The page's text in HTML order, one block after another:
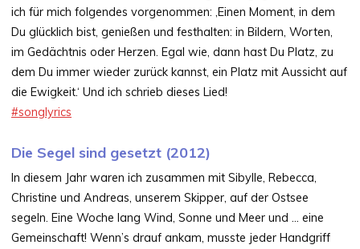
ich für mich folgendes vorgenommen: ‚Einen Moment, in dem
Du glücklich bist, genießen und festhalten: in Bildern, Worten,
im Gedächtnis oder Herzen. Egal wie, dann hast Du Platz, zu
dem Du immer wieder zurück kannst, ein Platz mit Aussicht auf
die Ewigkeit.‘ Und ich schrieb dieses Lied!
#songlyrics
Die Segel sind gesetzt (2012)
In diesem Jahr waren ich zusammen mit Sibylle, Rebecca,
Christine und Andreas, unserem Skipper, auf der Ostsee
segeln. Eine Woche lang Wind, Sonne und Meer und … eine
Gemeinschaft! Wenn’s drauf ankam, musste jeder Handgriff